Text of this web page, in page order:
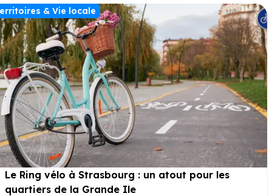
& Vie locale
Le Ring vélo à Strasbourg : un atout pour les
quartiers de la Grande Ile